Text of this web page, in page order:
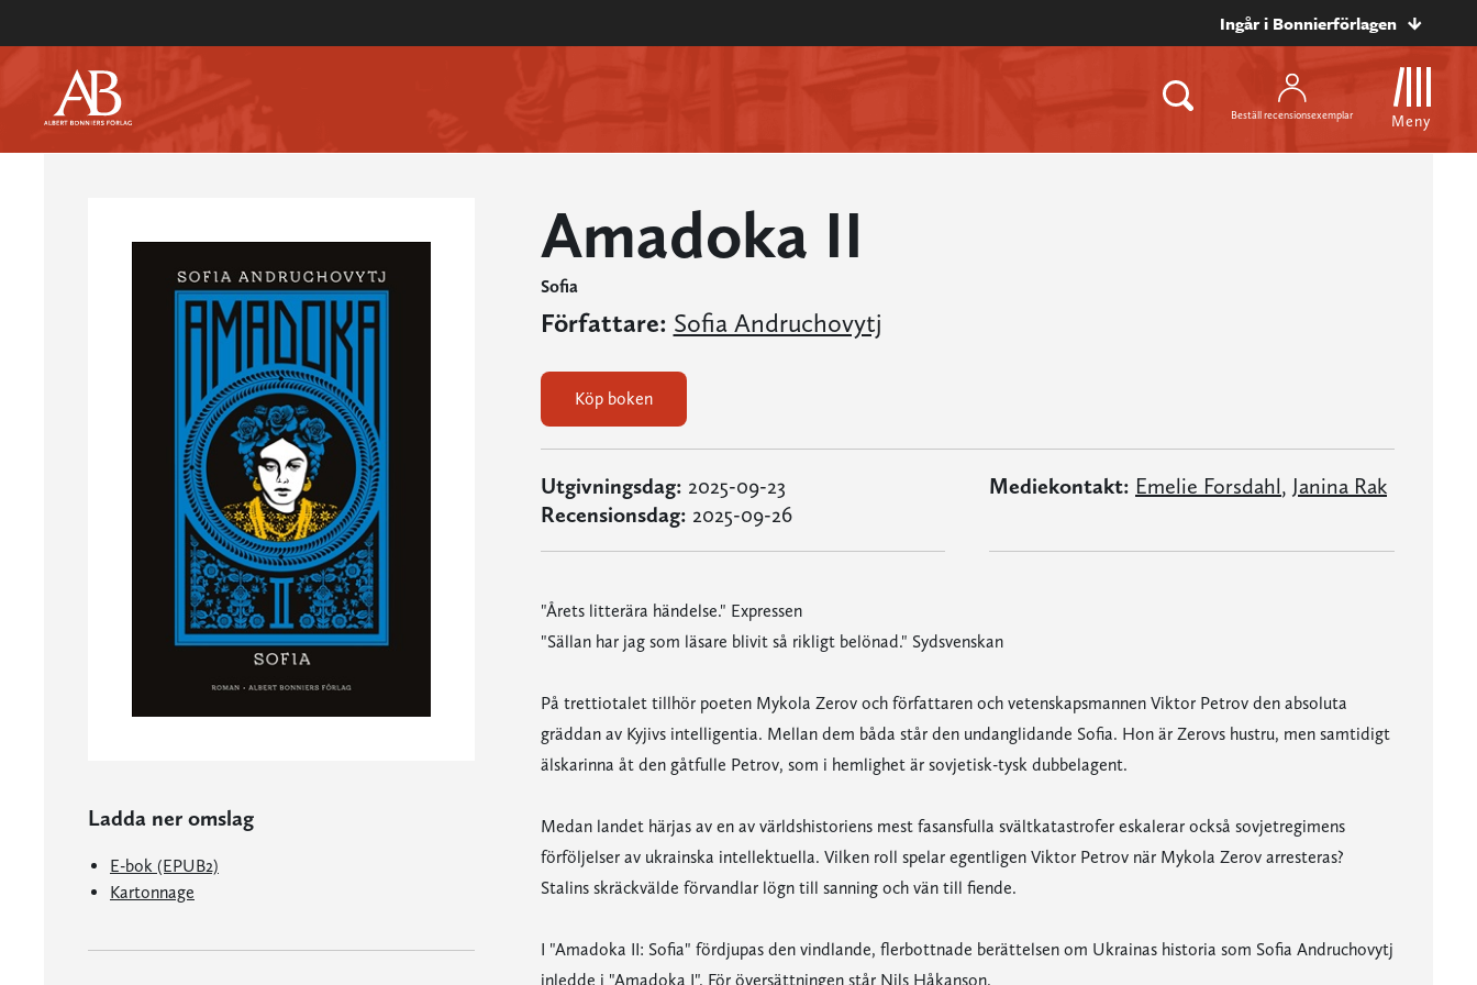
Ingår i Bonnierförlagen
Beställ recensionsexemplar Meny
Ladda ner omslag
E-bok (EPUB2)
Kartonnage
Amadoka II
Sofia
Författare: Sofia Andruchovytj
Köp boken
Utgivningsdag: 2025-09-23
Recensionsdag: 2025-09-26
Mediekontakt: Emelie Forsdahl, Janina Rak
"Årets litterära händelse." Expressen
"Sällan har jag som läsare blivit så rikligt belönad." Sydsvenskan
På trettiotalet tillhör poeten Mykola Zerov och författaren och vetenskapsmannen Viktor Petrov den absoluta
gräddan av Kyjivs intelligentia. Mellan dem båda står den undanglidande Sofia. Hon är Zerovs hustru, men samtidigt
älskarinna åt den gåtfulle Petrov, som i hemlighet är sovjetisk-tysk dubbelagent.
Medan landet härjas av en av världshistoriens mest fasansfulla svältkatastrofer eskalerar också sovjetregimens
förföljelser av ukrainska intellektuella. Vilken roll spelar egentligen Viktor Petrov när Mykola Zerov arresteras?
Stalins skräckvälde förvandlar lögn till sanning och vän till fiende.
I "Amadoka II: Sofia" fördjupas den vindlande, flerbottnade berättelsen om Ukrainas historia som Sofia Andruchovytj
inledde i "Amadoka I". För översättningen står Nils Håkanson.